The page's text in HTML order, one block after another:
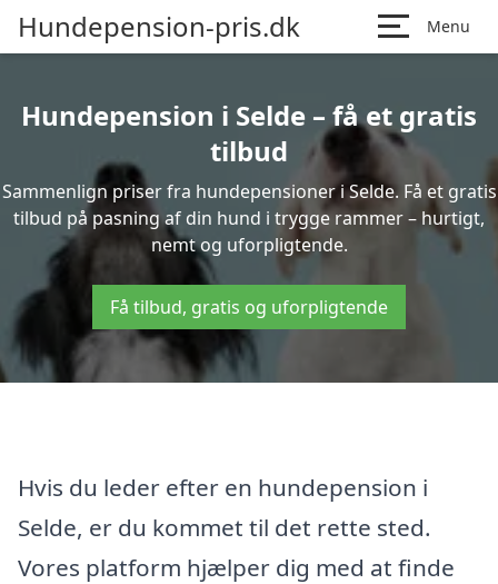
Hundepension-pris.dk Menu
Hundepension i Selde – få et gratis
tilbud
Sammenlign priser fra hundepensioner i Selde. Få et gratis
tilbud på pasning af din hund i trygge rammer – hurtigt,
nemt og uforpligtende.
Få tilbud, gratis og uforpligtende
Hvis du leder efter en hundepension i
Selde, er du kommet til det rette sted.
Vores platform hjælper dig med at finde